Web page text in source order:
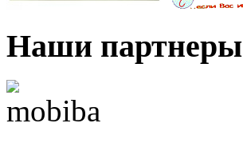
Наши партнеры